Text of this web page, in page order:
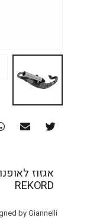
REKORD
by Giannelli